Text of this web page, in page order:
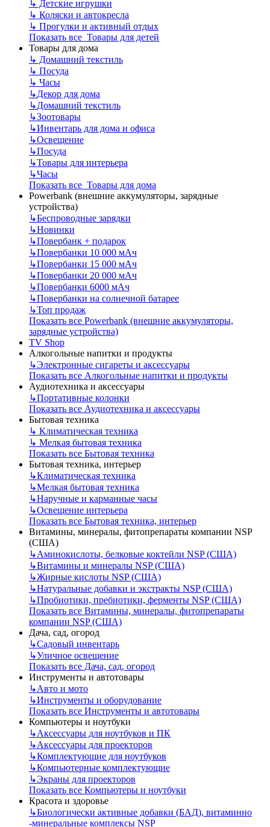
↳ Детские игрушки
↳ Коляски и автокресла
↳ Прогулки и активный отдых
Показать все Товары для детей
Товары для дома
↳ Домашний текстиль
↳ Посуда
↳ Часы
↳Декор для дома
↳Домашний текстиль
↳Зоотовары
↳Инвентарь для дома и офиса
↳Освещение
↳Посуда
↳Товары для интерьера
↳Часы
Показать все Товары для дома
Powerbank (внешние аккумуляторы, зарядные
устройства)
↳Беспроводные зарядки
↳Новинки
↳Повербанк + подарок
↳Повербанки 10 000 мАч
↳Повербанки 15 000 мАч
↳Повербанки 20 000 мАч
↳Повербанки 6000 мАч
↳Повербанки на солнечной батарее
↳Топ продаж
Показать все Powerbank (внешние аккумуляторы,
зарядные устройства)
TV Shop
Алкогольные напитки и продукты
↳Электронные сигареты и аксессуары
Показать все Алкогольные напитки и продукты
Аудиотехника и аксессуары
↳Портативные колонки
Показать все Аудиотехника и аксессуары
Бытовая техника
↳ Климатическая техника
↳ Мелкая бытовая техника
Показать все Бытовая техника
Бытовая техника, интерьер
↳Климатическая техника
↳Мелкая бытовая техника
↳Наручные и карманные часы
↳Освещение интерьера
Показать все Бытовая техника, интерьер
Витамины, минералы, фитопрепараты компании NSP
(США)
↳Аминокислоты, белковые коктейли NSP (США)
↳Витамины и минералы NSP (США)
↳Жирные кислоты NSP (США)
↳Натуральные добавки и экстракты NSP (США)
↳Пробиотики, пребиотики, ферменты NSP (США)
Показать все Витамины, минералы, фитопрепараты
компании NSP (США)
Дача, сад, огород
↳Садовый инвентарь
↳Уличное освещение
Показать все Дача, сад, огород
Инструменты и автотовары
↳Авто и мото
↳Инструменты и оборудование
Показать все Инструменты и автотовары
Компьютеры и ноутбуки
↳Аксессуары для ноутбуков и ПК
↳Аксессуары для проекторов
↳Комплектующие для ноутбуков
↳Компьютерные комплектующие
↳Экраны для проекторов
Показать все Компьютеры и ноутбуки
Красота и здоровье
↳Биологически активные добавки (БАД), витаминно
-минеральные комплексы NSP